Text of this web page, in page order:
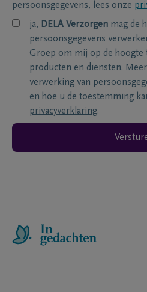
persoonsgegevens, lees onze
ja, DELA Verzorgen mag de
persoonsgegevens
Groep om mij op de hoogte
producten en diensten.
verwerking van
en hoe u de toestemming
privacyverklaring.